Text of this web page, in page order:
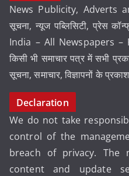
News Publicity, Adverts
सूचना, न्यूज पब्लिसिटी, प्रेस
India – All Newspapers –
किसी भी समाचार पत्र में सभी
सूचना, समाचार, विज्ञापनों के
Declaration
We do not take
control of the
breach of privacy. The
content and update